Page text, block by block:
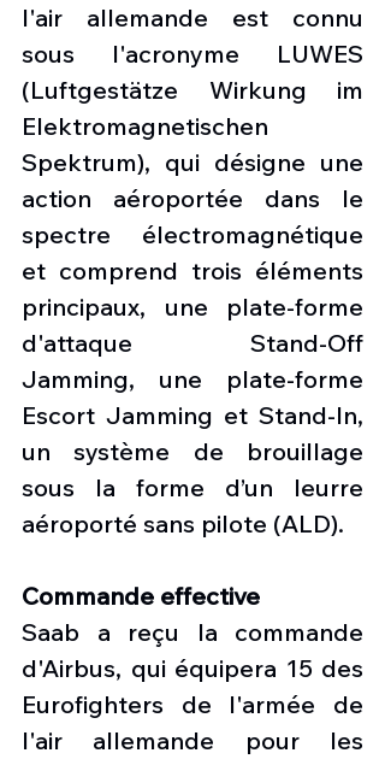
l'air allemande est connu
sous l'acronyme LUWES
(Luftgestätze Wirkung im
Elektromagnetischen
Spektrum), qui désigne une
action aéroportée dans le
spectre électromagnétique
et comprend trois éléments
principaux, une plate-forme
d'attaque Stand-Off
Jamming, une plate-forme
Escort Jamming et Stand-In,
un système de brouillage
sous la forme d’un leurre
aéroporté sans pilote (ALD).
Commande effective
Saab a reçu la commande
d'Airbus, qui équipera 15 des
Eurofighters de l'armée de
l'air allemande pour les